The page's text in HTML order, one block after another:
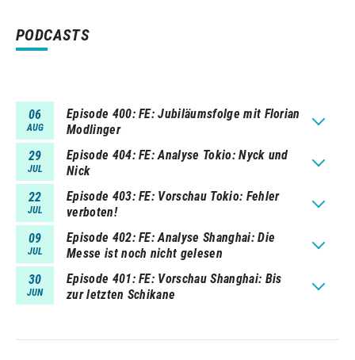
PODCASTS
06
AUG
Episode 400 FE: Jubiläumsfolge mit Florian
Modlinger
29
JUL
Episode 404 FE: Analyse Tokio: Nyck und
Nick
22
JUL
Episode 403 FE: Vorschau Tokio: Fehler
verboten!
09
JUL
Episode 402 FE: Analyse Shanghai: Die
Messe ist noch nicht gelesen
30
JUN
Episode 401 FE: Vorschau Shanghai: Bis
zur letzten Schikane